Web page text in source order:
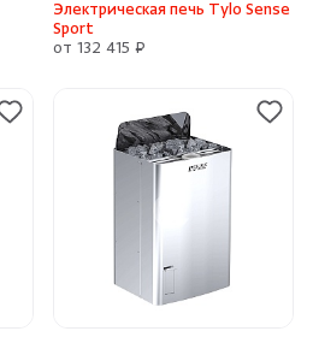
Электрическая печь Tylo Sense
Sport
от 132 415 ₽